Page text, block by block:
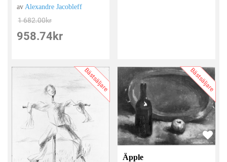
avAlexandre Jacobleff
1 682.00kr
958.74 kr
Bästsäljare Bästsäljare
Äpple